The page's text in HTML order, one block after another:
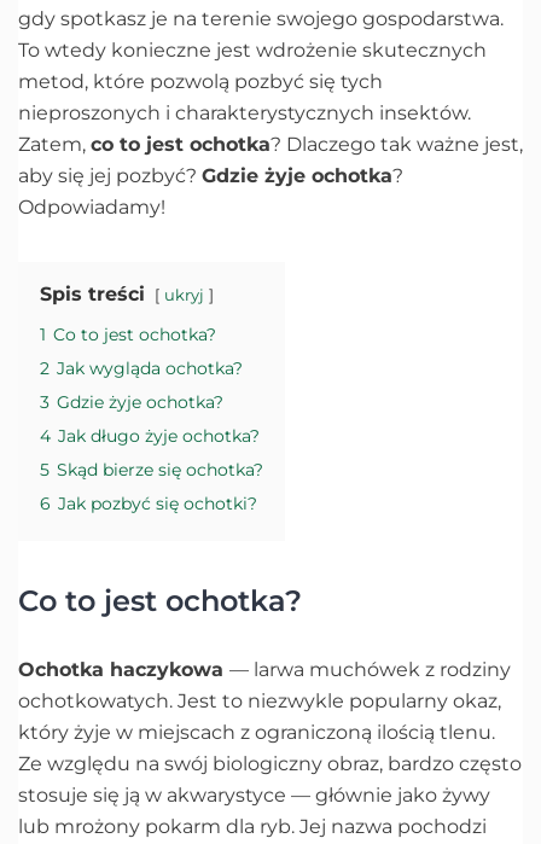
gdy spotkasz je na terenie swojego gospodarstwa.
To wtedy konieczne jest wdrożenie skutecznych
metod, które pozwolą pozbyć się tych
nieproszonych i charakterystycznych insektów.
Zatem, co to jest ochotka? Dlaczego tak ważne jest,
aby się jej pozbyć? Gdzie żyje ochotka?
Odpowiadamy!
Spis treści ukryj
1 Co to jest ochotka?
2 Jak wygląda ochotka?
3 Gdzie żyje ochotka?
4 Jak długo żyje ochotka?
5 Skąd bierze się ochotka?
6 Jak pozbyć się ochotki?
Co to jest ochotka?
Ochotka haczykowa — larwa muchówek z rodziny
ochotkowatych. Jest to niezwykle popularny okaz,
który żyje w miejscach z ograniczoną ilością tlenu.
Ze względu na swój biologiczny obraz, bardzo często
stosuje się ją w akwarystyce — głównie jako żywy
lub mrożony pokarm dla ryb. Jej nazwa pochodzi